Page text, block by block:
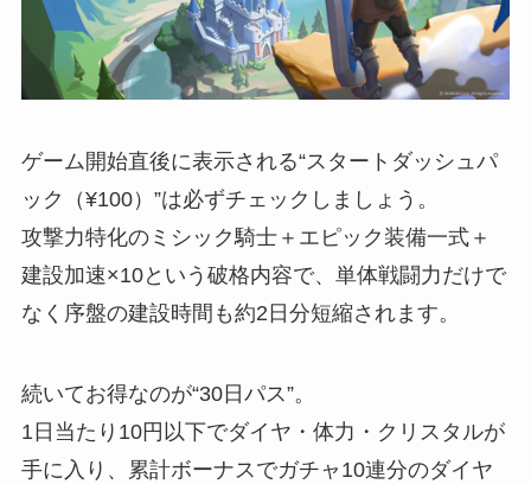
ゲーム開始直後に表示される“スタートダッシュパ
ック（¥100）”は必ずチェックしましょう。
攻撃力特化のミシック騎士＋エピック装備一式＋
建設加速×10という破格内容で、単体戦闘力だけで
なく序盤の建設時間も約2日分短縮されます。
続いてお得なのが“30日パス”。
1日当たり10円以下でダイヤ・体力・クリスタルが
手に入り、累計ボーナスでガチャ10連分のダイヤ